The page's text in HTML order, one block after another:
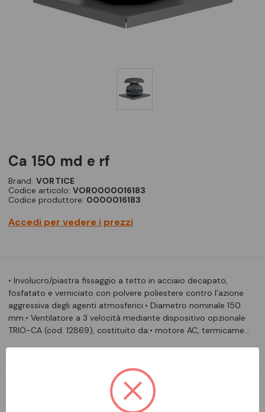
ca 150 md e rf
Brand: VORTICE
Codice articolo: VOR0000016183
Codice produttore: 0000016183
Accedi per vedere i prezzi
• Involucro/piastra fissaggio a tetto in acciaio decapato,
fosfatato e verniciato con polvere poliestere contro l’azione
aggressiva degli agenti atmosferici.• Diametro nominale 150
mm.• Ventilatore a 3 velocità mediante dispositivo opzionale
TRIO-CA (cod. 12869), costituito da:• motore AC, termicame…
Leggi la descrizione completa